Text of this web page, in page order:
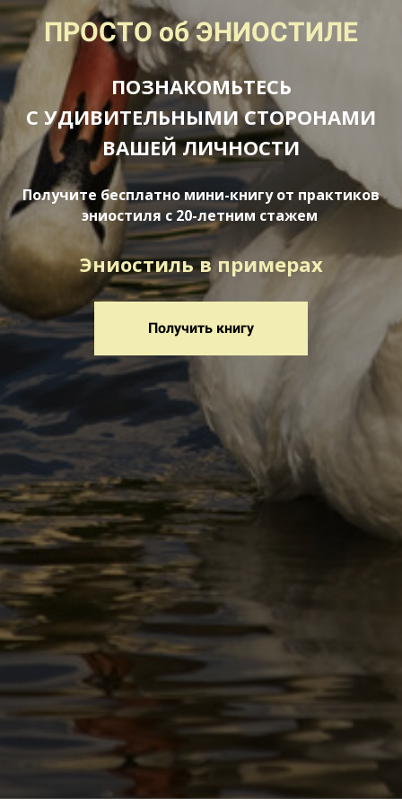
ПРОСТО об ЭНИОСТИЛЕ
ПОЗНАКОМЬТЕСЬ
С УДИВИТЕЛЬНЫМИ СТОРОНАМИ
ВАШЕЙ ЛИЧНОСТИ
Получите бесплатно мини-книгу от практиков
эниостиля с 20-летним стажем
Эниостиль в примерах
Получить книгу